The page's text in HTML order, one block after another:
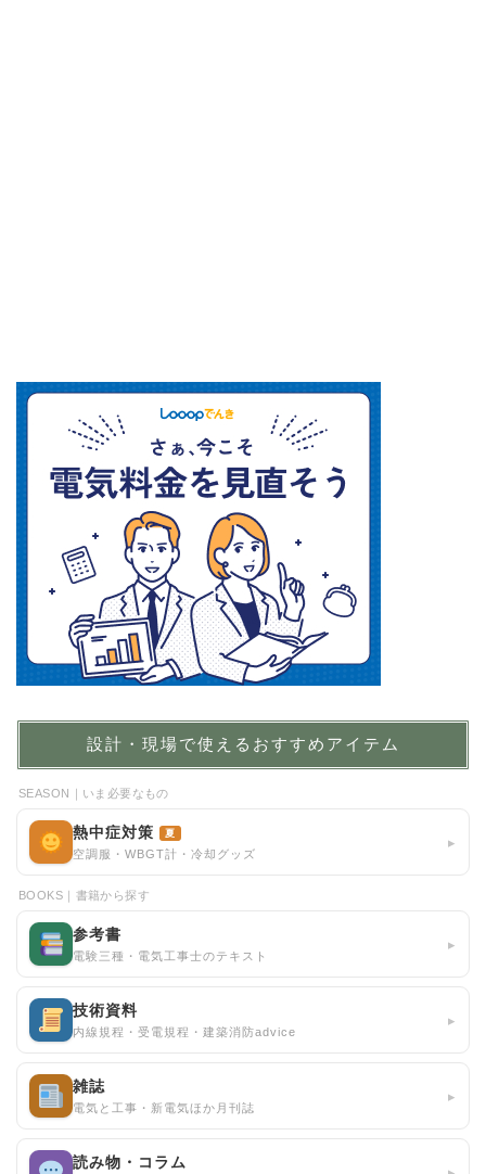
設計・現場で使えるおすすめアイテム
SEASON｜いま必要なもの
熱中症対策 夏
空調服・WBGT計・冷却グッズ
▸
BOOKS｜書籍から探す
参考書
電験三種・電気工事士のテキスト
▸
技術資料
内線規程・受電規程・建築消防advice
▸
雑誌
電気と工事・新電気ほか月刊誌
▸
読み物・コラム